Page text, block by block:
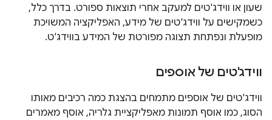
שעון או ווידג'טים למעקב אחרי תוצאות ספורט. בדרך כלל,
כשמקישים על ווידג'טים של מידע, האפליקציה המשויכת
מופעלת ונפתחת תצוגה מפורטת של המידע בווידג'ט.
ווידג'טים של אוספים
ווידג'טים של אוספים מתמחים בהצגת כמה רכיבים מאותו
הסוג, כמו אוסף תמונות מאפליקציית גלריה, אוסף מאמרים